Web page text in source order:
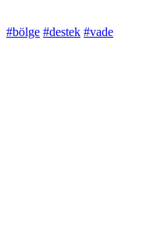
#bölge #destek #vade